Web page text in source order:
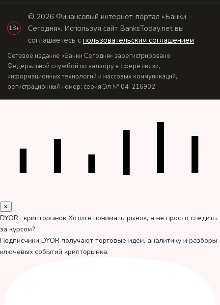
18+
© 2026 Финансовый интернет-портал «Банки
Сегодня». Используя сайт BanksToday.net вы
соглашаетесь с пользовательским соглашением
Сетевое издание «Банки Сегодня» зарегистрировано
Федеральной службой по надзору в сфере связи,
информационных технологий и массовых коммуникаций,
регистрационный номер: серия Эл № 04-216902
×
DYOR · крипторынок Хотите понимать рынок, а не просто следить
за курсом?
Подписчики DYOR получают торговые идеи, аналитику и разборы
ключевых событий крипторынка.